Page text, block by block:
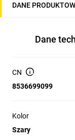
DANE
Dane
CN
8536699099
Kolor
Szary